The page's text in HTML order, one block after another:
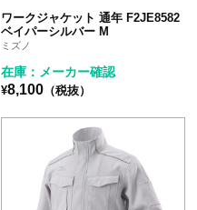
ワークジャケット 通年 F2JE8582
ベイパーシルバー M
ミズノ
在庫：メーカー確認
¥8,100 （税抜）